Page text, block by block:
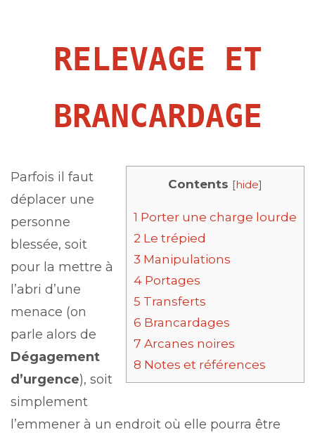
RELEVAGE ET
BRANCARDAGE
Contents [hide]
1 Porter une charge lourde
2 Le trépied
3 Manipulations
4 Portages
5 Transferts
6 Brancardages
7 Arcanes noires
8 Notes et références
Parfois il faut
déplacer une
personne
blessée, soit
pour la mettre à
l’abri d’une
menace (on
parle alors de
Dégagement
d’urgence), soit
simplement
l’emmener à un endroit où elle pourra être